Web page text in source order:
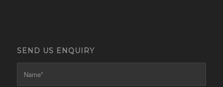
SEND US ENQUIRY